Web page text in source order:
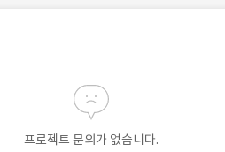
프로젝트 문의가 없습니다.